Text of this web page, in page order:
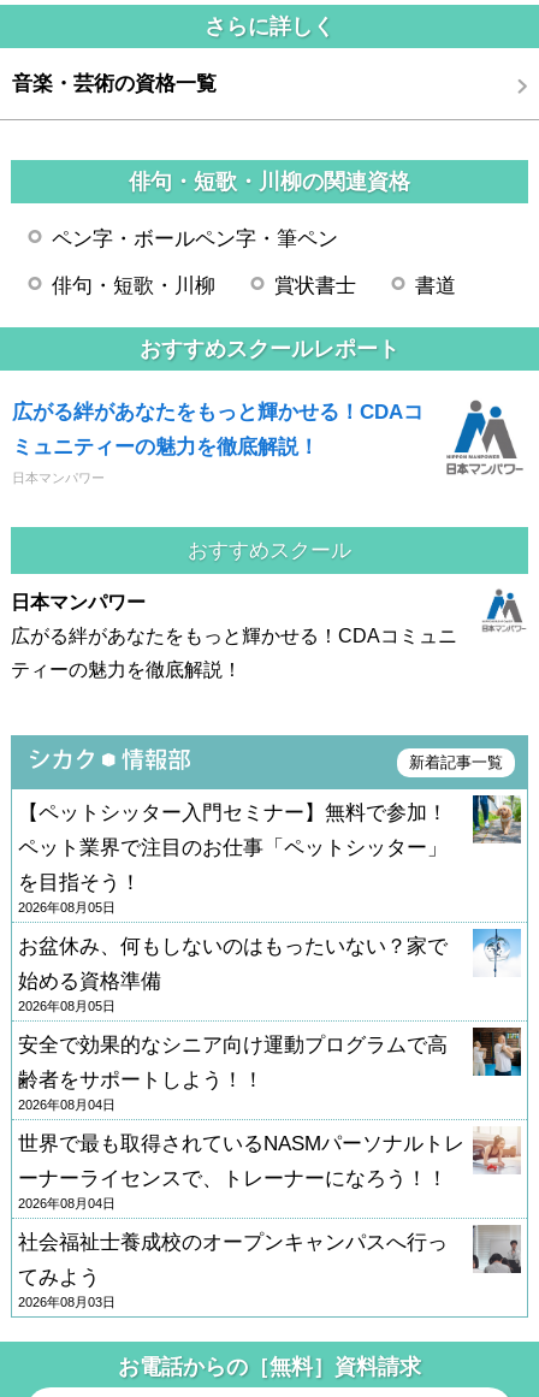
さらに詳しく
音楽・芸術の資格一覧
俳句・短歌・川柳の関連資格
ペン字・ボールペン字・筆ペン
俳句・短歌・川柳 賞状書士 書道
おすすめスクールレポート
広がる絆があなたをもっと輝かせる！CDAコ
ミュニティーの魅力を徹底解説！
日本マンパワー
おすすめスクール
日本マンパワー
広がる絆があなたをもっと輝かせる！CDAコミュニ
ティーの魅力を徹底解説！
新着記事一覧
【ペットシッター入門セミナー】無料で参加！
ペット業界で注目のお仕事「ペットシッター」
を目指そう！
2026年08月05日
お盆休み、何もしないのはもったいない？家で
始める資格準備
2026年08月05日
安全で効果的なシニア向け運動プログラムで高
齢者をサポートしよう！！
2026年08月04日
世界で最も取得されているNASMパーソナルトレ
ーナーライセンスで、トレーナーになろう！！
2026年08月04日
社会福祉士養成校のオープンキャンパスへ行っ
てみよう
2026年08月03日
お電話からの［無料］資料請求